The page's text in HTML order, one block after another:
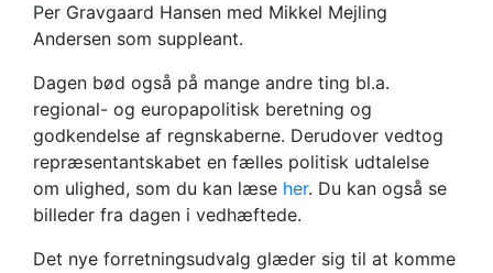
Per Gravgaard Hansen med Mikkel Mejling
Andersen som suppleant.
Dagen bød også på mange andre ting bl.a.
regional- og europapolitisk beretning og
godkendelse af regnskaberne. Derudover vedtog
repræsentantskabet en fælles politisk udtalelse
om ulighed, som du kan læse her. Du kan også se
billeder fra dagen i vedhæftede.
Det nye forretningsudvalg glæder sig til at komme